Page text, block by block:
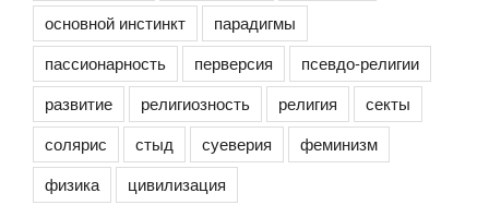
основной инстинкт
парадигмы
пассионарность
перверсия
псевдо-религии
развитие
религиозность религия
секты
солярис
стыд суеверия
феминизм
физика
цивилизация